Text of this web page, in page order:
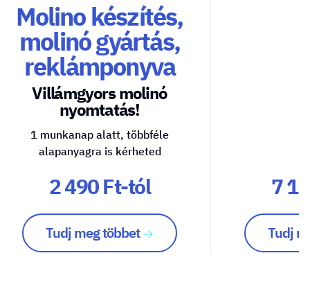
Molino készítés,
molinó gyártás,
reklámponyva
Villámgyors molinó
nyomtatás!
1 munkanap alatt, többféle
alapanyagra is kérheted
2 490 Ft-tól
Tudj meg többet
7
Tudj